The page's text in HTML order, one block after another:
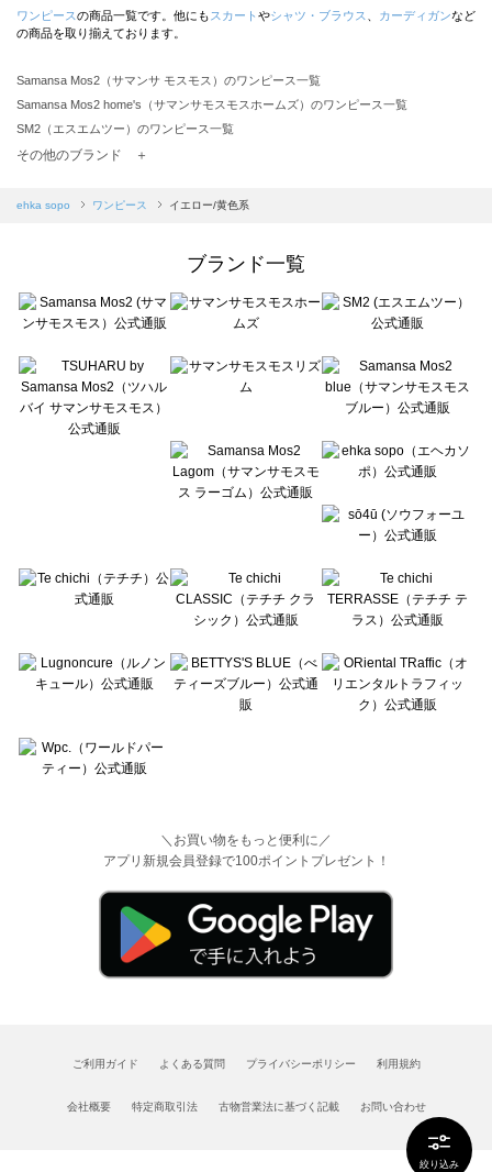
絞り込み
ワンピースの商品一覧です。他にも スカート やシャツ・ブラウス カーディガンなど
の商品を取り揃えております。
Samansa Mos2（サマンサ モスモス）のワンピース一覧
Samansa Mos2 home's（サマンサモスモスホームズ）のワンピース一覧
SM2（エスエムツー）のワンピース一覧
TSUHARU by Samansa Mos2（ツハルバイサマンサモスモス）のワンピース一覧
Samansa Mos2 blue（サマンサモスモス ブルー）のワンピース一覧
sō4ū（ソウフォーユー）のワンピース一覧
Te chichi（テチチ）のワンピース一覧
Te chichi CLASSIC（テチチ クラシック）のワンピース一覧
Lugnoncure（ルノンキュール）のワンピース一覧
BETTY'S BLUE（べティーズブルー）のワンピース一覧
Wpc.（ワールドパーティー）のワンピース一覧
その他のブランド ＋
ehka sopo ワンピース イエロー/黄色系
ブランド一覧
＼お買い物をもっと便利に／
アプリ新規会員登録で100ポイントプレゼント！
ご利用ガイド よくある質問 プライバシーポリシー 利用規約
会社概要 特定商取引法 古物営業法に基づく記載 お問い合わせ